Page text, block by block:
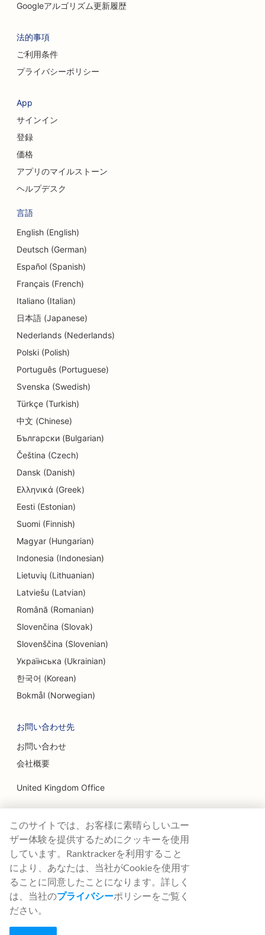
Googleアルゴリズム更新履歴
法的事項
ご利用条件
プライバシーポリシー
App
サインイン
登録
価格
アプリのマイルストーン
ヘルプデスク
言語
English (English)
Deutsch (German)
Español (Spanish)
Français (French)
Italiano (Italian)
日本語 (Japanese)
Nederlands (Nederlands)
Polski (Polish)
Português (Portuguese)
Svenska (Swedish)
Türkçe (Turkish)
中文 (Chinese)
Български (Bulgarian)
Čeština (Czech)
Dansk (Danish)
Ελληνικά (Greek)
Eesti (Estonian)
Suomi (Finnish)
Magyar (Hungarian)
Indonesia (Indonesian)
Lietuvių (Lithuanian)
Latviešu (Latvian)
Română (Romanian)
Slovenčina (Slovak)
Slovenščina (Slovenian)
Українська (Ukrainian)
한국어 (Korean)
Bokmål (Norwegian)
お問い合わせ先
お問い合わせ
会社概要
United Kingdom Office
Ranktracker Ltd
144A Clerkenwell Rd
London, EC1R 5DF
Company No: 08820809
felix@ranktracker.com
2015 -
このサイトでは、お客様に素晴らしいユー
ザー体験を提供するためにクッキーを使用
しています。Ranktrackerを利用すること
により、あなたは、当社がCookieを使用す
ることに同意したことになります。詳しく
は、当社のプライバシーポリシーをご覧く
ださい。